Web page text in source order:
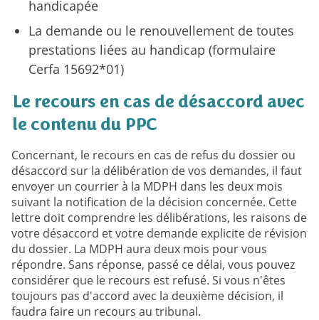
handicapée
La demande ou le renouvellement de toutes
prestations liées au handicap (formulaire
Cerfa 15692*01)
Le recours en cas de désaccord avec
le contenu du PPC
Concernant, le recours en cas de refus du dossier ou
désaccord sur la délibération de vos demandes, il faut
envoyer un courrier à la MDPH dans les deux mois
suivant la notification de la décision concernée. Cette
lettre doit comprendre les délibérations, les raisons de
votre désaccord et votre demande explicite de révision
du dossier. La MDPH aura deux mois pour vous
répondre. Sans réponse, passé ce délai, vous pouvez
considérer que le recours est refusé. Si vous n'êtes
toujours pas d'accord avec la deuxième décision, il
faudra faire un recours au tribunal.